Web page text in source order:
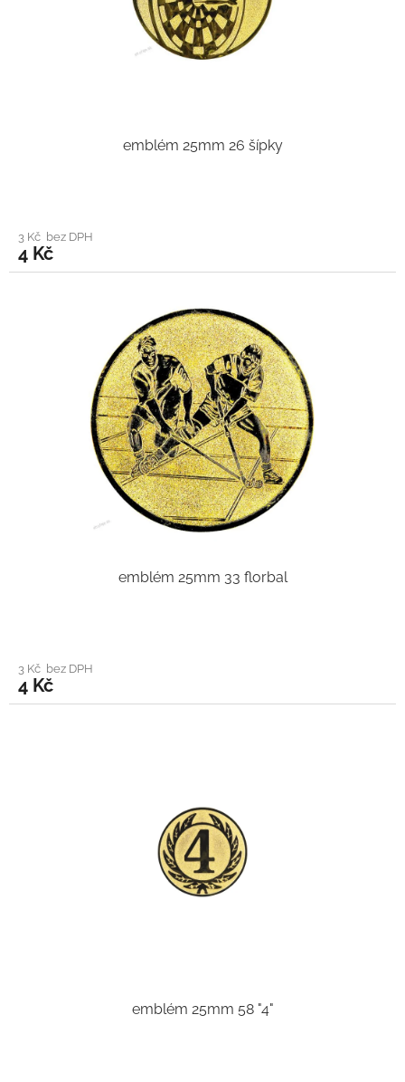
emblém 25mm 26 šípky
3 Kč bez DPH
4 Kč
emblém 25mm 33 florbal
3 Kč bez DPH
4 Kč
emblém 25mm 58 "4"